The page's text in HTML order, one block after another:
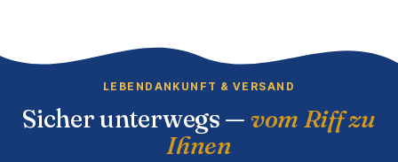
LEBENDANKUNFT & VERSAND
Sicher unterwegs — vom Riff zu
Ihnen